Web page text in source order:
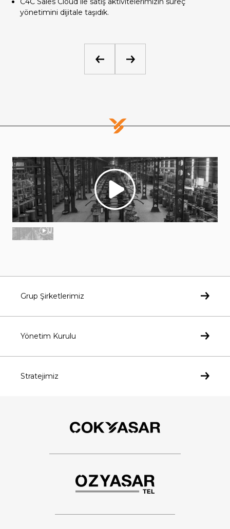
yönetimini dijitale taşıdık.
tesislerinde GES projesi hayata geçirildi.
TURQUAZ projesi hayata geçirilerek, şirket stratejileri
Grup Şirketlerimiz
Yönetim Kurulu
Stratejimiz